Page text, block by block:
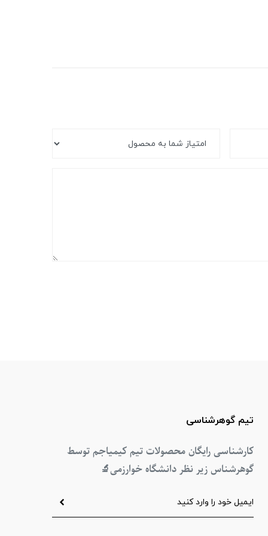
تیم گوهرشناسی
کارشناسی رایگان محصولات تیم کیمیاجم توسط
گوهرشناس زیر نظر دانشگاه خوارزمی🔬